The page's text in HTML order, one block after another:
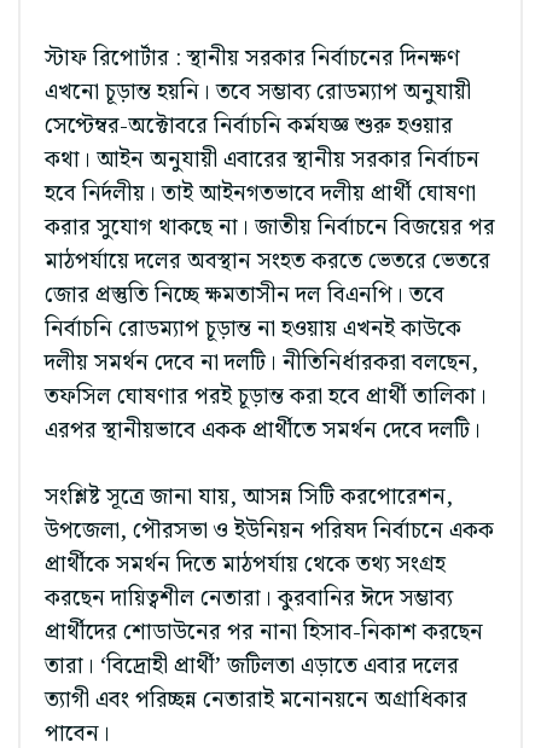
স্টাফ রিপোর্টার : স্থানীয় সরকার নির্বাচনের দিনক্ষণ
এখনো চূড়ান্ত হয়নি। তবে সম্ভাব্য রোডম্যাপ অনুযায়ী
সেপ্টেম্বর-অক্টোবরে নির্বাচনি কর্মযজ্ঞ শুরু হওয়ার
কথা। আইন অনুযায়ী এবারের স্থানীয় সরকার নির্বাচন
হবে নির্দলীয়। তাই আইনগতভাবে দলীয় প্রার্থী ঘোষণা
করার সুযোগ থাকছে না। জাতীয় নির্বাচনে বিজয়ের পর
মাঠপর্যায়ে দলের অবস্থান সংহত করতে ভেতরে ভেতরে
জোর প্রস্তুতি নিচ্ছে ক্ষমতাসীন দল বিএনপি। তবে
নির্বাচনি রোডম্যাপ চূড়ান্ত না হওয়ায় এখনই কাউকে
দলীয় সমর্থন দেবে না দলটি। নীতিনির্ধারকরা বলছেন,
তফসিল ঘোষণার পরই চূড়ান্ত করা হবে প্রার্থী তালিকা।
এরপর স্থানীয়ভাবে একক প্রার্থীতে সমর্থন দেবে দলটি।
সংশ্লিষ্ট সূত্রে জানা যায়, আসন্ন সিটি করপোরেশন,
উপজেলা, পৌরসভা ও ইউনিয়ন পরিষদ নির্বাচনে একক
প্রার্থীকে সমর্থন দিতে মাঠপর্যায় থেকে তথ্য সংগ্রহ
করছেন দায়িত্বশীল নেতারা। কুরবানির ঈদে সম্ভাব্য
প্রার্থীদের শোডাউনের পর নানা হিসাব-নিকাশ করছেন
তারা। ‘বিদ্রোহী প্রার্থী’ জটিলতা এড়াতে এবার দলের
ত্যাগী এবং পরিচ্ছন্ন নেতারাই মনোনয়নে অগ্রাধিকার
পাবেন।